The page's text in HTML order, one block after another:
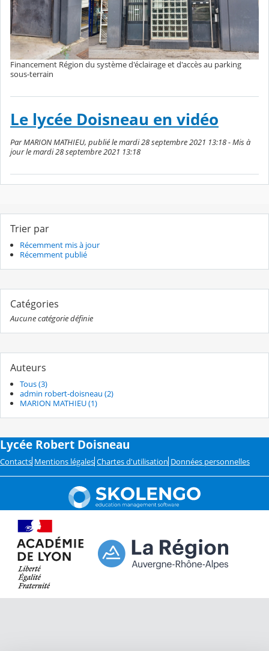
Financement Région du système d'éclairage et d'accès au parking
sous-terrain
Le lycée Doisneau en vidéo
Par MARION MATHIEU, publié le mardi 28 septembre 2021 13:18 - Mis à
jour le mardi 28 septembre 2021 13:18
Trier par
Récemment mis à jour
Récemment publié
Catégories
Aucune catégorie définie
Auteurs
Tous (3)
admin robert-doisneau (2)
MARION MATHIEU (1)
Lycée Robert Doisneau
Contacts Mentions légales Chartes d'utilisation Données personnelles